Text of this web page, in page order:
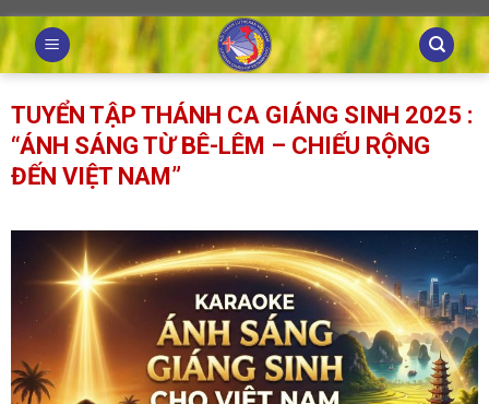
Skip
to
content
TUYỂN TẬP THÁNH CA GIÁNG SINH 2025 :
“ÁNH SÁNG TỪ BÊ-LÊM – CHIẾU RỘNG
ĐẾN VIỆT NAM”